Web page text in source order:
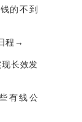
的不到
程→
长效发
有线公